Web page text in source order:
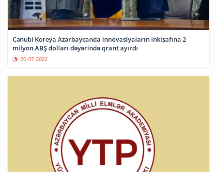
Cənubi Koreya Azərbaycanda innovasiyaların inkişafına 2
milyon ABŞ dolları dəyərində qrant ayırdı
20-07-2022